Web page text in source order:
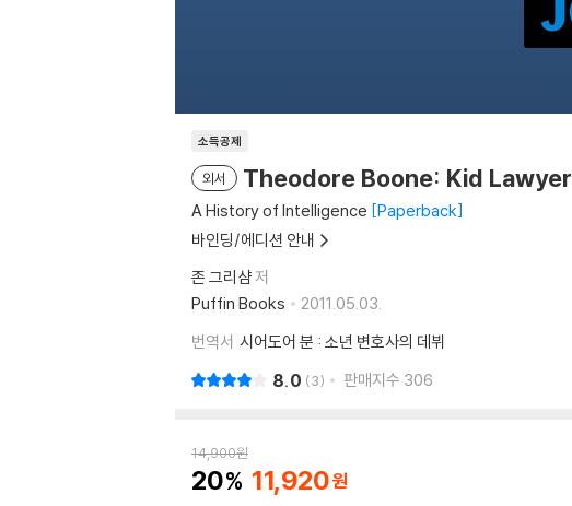
소득공제
외서 Theodore Boone: Kid Lawyer
A History of Intelligence Paperback
바인딩/에디션 안내
존 그리샴저
Puffin Books
2011.05.03.
번역서 시어도어 분 : 소년 변호사의 데뷔
8.0 3 판매지수 306
14,900원
20 11,920